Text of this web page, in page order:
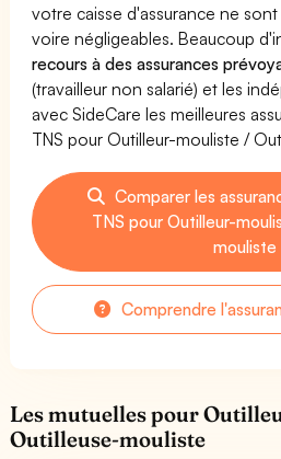
votre caisse d'assurance ne
voire négligeables. Beaucoup
recours à des assurances
(travailleur non salarié) et les
avec SideCare les meilleures
TNS pour Outilleur-mouliste /
Comparer les
TNS pour Outilleur-
mouliste
Comprendre
Les mutuelles pour
Outilleuse-mouliste